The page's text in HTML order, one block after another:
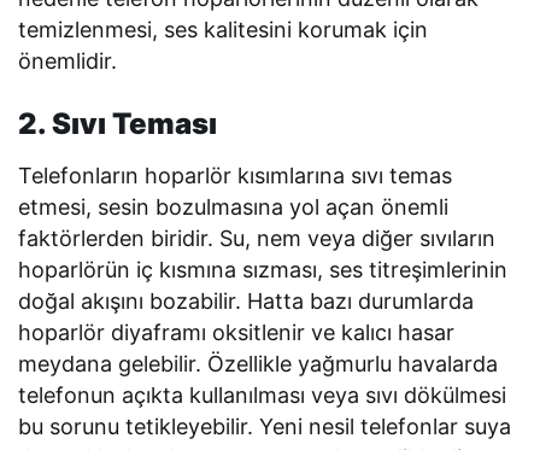
temizlenmesi, ses kalitesini korumak için
önemlidir.
2. Sıvı Teması
Telefonların hoparlör kısımlarına sıvı temas
etmesi, sesin bozulmasına yol açan önemli
faktörlerden biridir. Su, nem veya diğer sıvıların
hoparlörün iç kısmına sızması, ses titreşimlerinin
doğal akışını bozabilir. Hatta bazı durumlarda
hoparlör diyaframı oksitlenir ve kalıcı hasar
meydana gelebilir. Özellikle yağmurlu havalarda
telefonun açıkta kullanılması veya sıvı dökülmesi
bu sorunu tetikleyebilir. Yeni nesil telefonlar suya